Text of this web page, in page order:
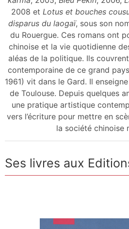
2008 et Lotus et bouches
disparus du laogaï, sous son
du Rouergue. Ces romans ont
chinoise et la vie quotidienne
aléas de la politique. Ils
contemporaine de ce grand
1961) vit dans le Gard. Il
de Toulouse. Depuis quelques
une pratique artistique
vers l’écriture pour mettre en
la société chinoise
Ses livres aux